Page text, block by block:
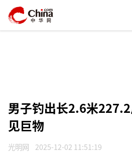
男子钓出长2.6米
见巨物
光明网 2025-12-02 11:51:19